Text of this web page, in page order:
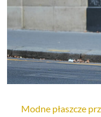
Modne płaszcze